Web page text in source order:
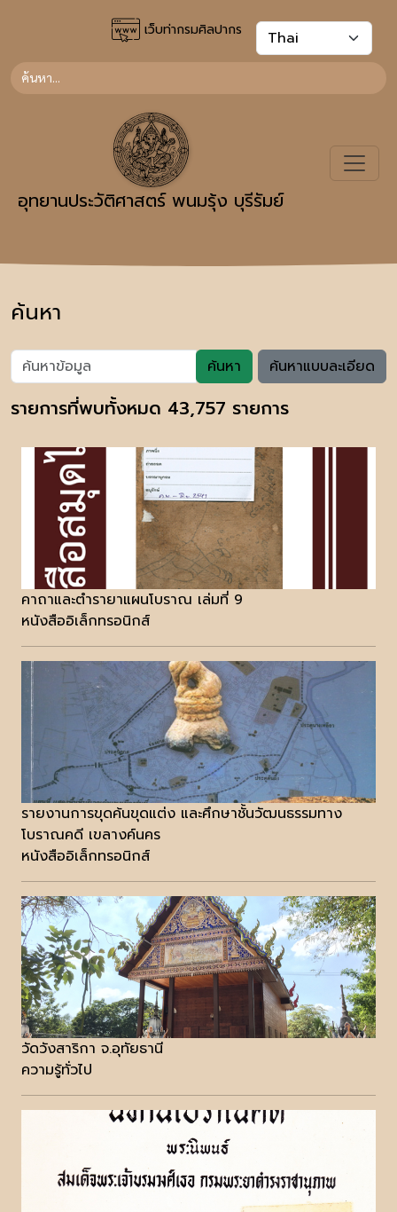
เว็บท่ากรมศิลปากร
อุทยานประวัติศาสตร์ พนมรุ้ง บุรีรัมย์
ค้นหา
ค้นหา ค้นหาแบบละเอียด
รายการที่พบทั้งหมด 43,757 รายการ
คาถาและตำรายาแผนโบราณ เล่มที่ 9
หนังสืออิเล็กทรอนิกส์
รายงานการขุดค้นขุดแต่ง และศึกษาชั้นวัฒนธรรมทาง
โบราณคดี เขลางค์นคร
หนังสืออิเล็กทรอนิกส์
วัดวังสาริกา จ.อุทัยธานี
ความรู้ทั่วไป